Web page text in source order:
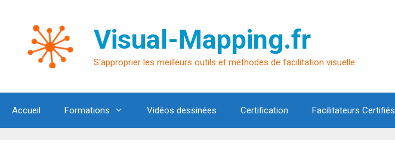
contenu
Visual-Mapping.fr
S'approprier les meilleurs outils et méthodes de facilitation visuelle
Accueil Formations Vidéos dessinées Certification Facilitateurs Certifiés